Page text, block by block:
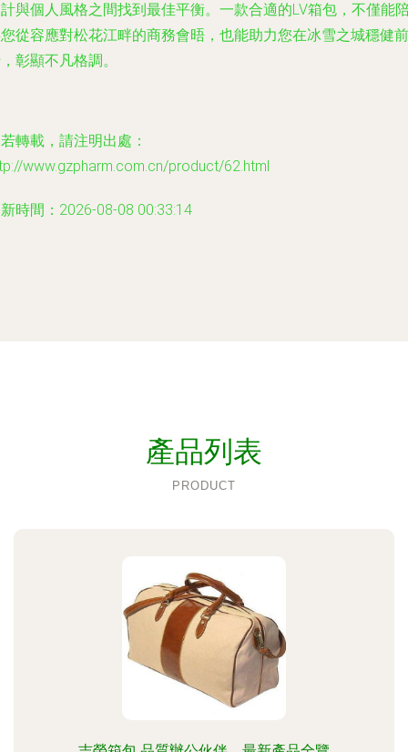
與個人風格之間找到最佳平衡。一款合適的LV箱包，不僅能
從容應對松花江畔的商務會晤，也能助力您在冰雪之城穩健前
彰顯不凡格調。
轉載，請注明出處：
www.gzpharm.com.cn/product/62.html
時間：2026-08-08 00:33:14
產品列表
PRODUCT